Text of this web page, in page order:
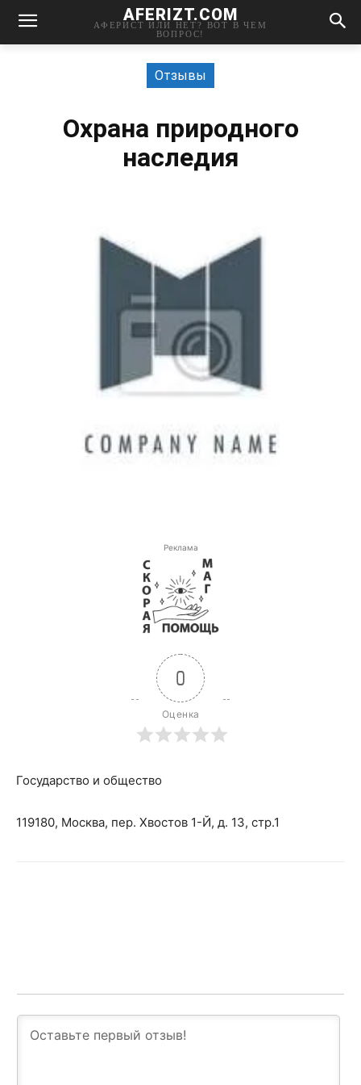
AFERIZT.COM
АФЕРИСТ ИЛИ НЕТ? ВОТ В ЧЕМ
ВОПРОС!
Отзывы
Охрана природного
наследия
Реклама
0
Оценка
Государство и общество
119180, Москва, пер. Хвостов 1-Й, д. 13, стр.1